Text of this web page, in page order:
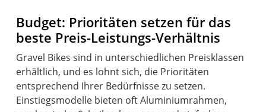
Budget: Prioritäten setzen für das
beste Preis-Leistungs-Verhältnis
Gravel Bikes sind in unterschiedlichen Preisklassen
erhältlich, und es lohnt sich, die Prioritäten
entsprechend Ihrer Bedürfnisse zu setzen.
Einstiegsmodelle bieten oft Aluminiumrahmen,